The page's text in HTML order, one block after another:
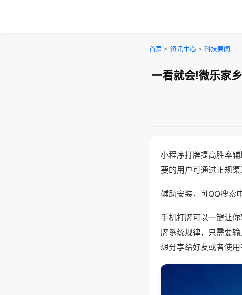
首页 > 资讯中心 > 科技要闻
一看就会!微乐家
小程序打牌提高胜率
要的用户可通过正规渠
辅助安装，可QQ搜索
手机打牌可以一键让
牌系统规律，只需要
想分享给好友或者使用